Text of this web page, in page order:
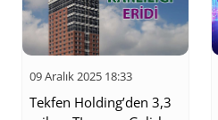
09 Aralık 2025 18:33
Tekfen Holding’den 3,3